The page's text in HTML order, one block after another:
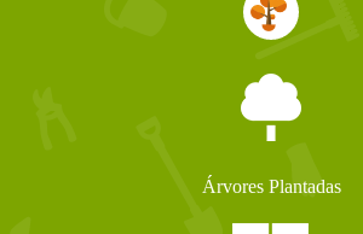
Árvores Plantadas